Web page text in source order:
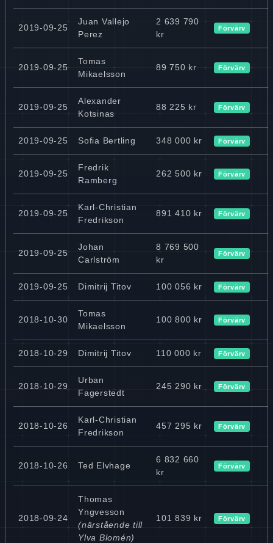
2019-09-25
Juan Vallejo
Perez
2 639 790
kr
Förvärv
2019-09-25
Tomas
Mikaelsson
89 750 kr Förvärv
2019-09-25
Alexander
Kotsinas
88 225 kr Förvärv
2019-09-25 Sofia Bertling 348 000 kr Förvärv
2019-09-25
Fredrik
Ramberg
262 500 kr Förvärv
2019-09-25
Karl-Christian
Fredrikson
891 410 kr Förvärv
2019-09-25
Johan
Carlström
8 769 500
kr
Förvärv
2019-09-25 Dimitrij Titov 100 056 kr Förvärv
2018-10-30
Tomas
Mikaelsson
100 800 kr Förvärv
2018-10-29 Dimitrij Titov 110 000 kr Förvärv
2018-10-29
Urban
Fagerstedt
245 290 kr Förvärv
2018-10-26
Karl-Christian
Fredrikson
457 295 kr Förvärv
2018-10-26 Ted Elvhage
6 832 660
kr
Förvärv
2018-09-24
Thomas
Yngvesson
(närstående till
Ylva Blomén)
101 839 kr Förvärv